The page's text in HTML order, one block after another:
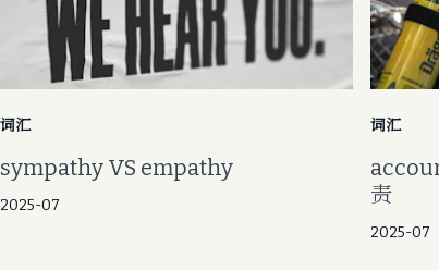
词汇
sympathy VS empathy
2025-07
词汇
责
2025-07